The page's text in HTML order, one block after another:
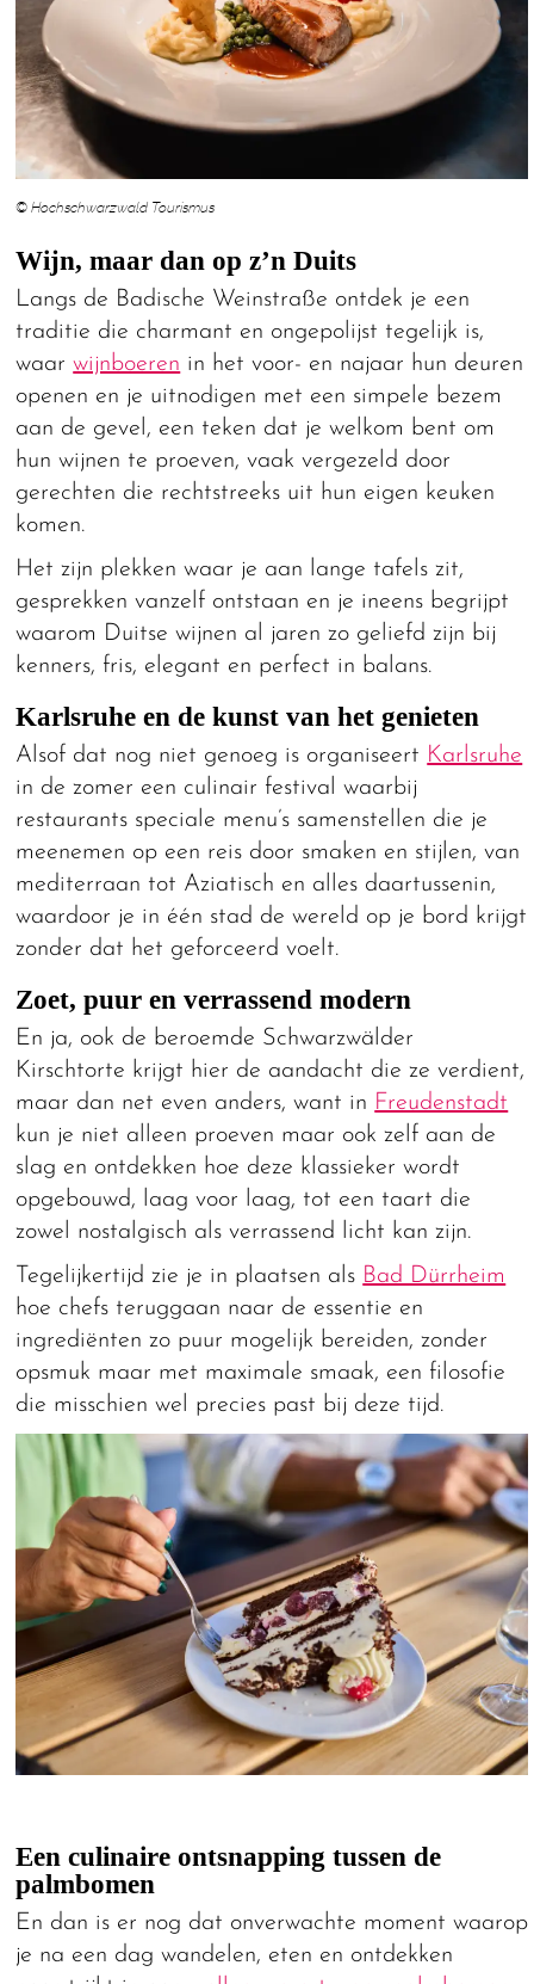
© Hochschwarzwald Tourismus
Wijn, maar dan op z’n Duits
Langs de Badische Weinstraße ontdek je een
traditie die charmant en ongepolijst tegelijk is,
waarwijnboeren in het voor- en najaar hun deuren
openen en je uitnodigen met een simpele bezem
aan de gevel, een teken dat je welkom bent om
hun wijnen te proeven, vaak vergezeld door
gerechten die rechtstreeks uit hun eigen keuken
komen.
Het zijn plekken waar je aan lange tafels zit,
gesprekken vanzelf ontstaan en je ineens begrijpt
waarom Duitse wijnen al jaren zo geliefd zijn bij
kenners, fris, elegant en perfect in balans.
Karlsruhe en de kunst van het genieten
Alsof dat nog niet genoeg is organiseert Karlsruhe
in de zomer een culinair festival waarbij
restaurants speciale menu’s samenstellen die je
meenemen op een reis door smaken en stijlen, van
mediterraan tot Aziatisch en alles daartussenin,
waardoor je in één stad de wereld op je bord krijgt
zonder dat het geforceerd voelt.
Zoet, puur en verrassend modern
En ja, ook de beroemde Schwarzwälder
Kirschtorte krijgt hier de aandacht die ze verdient,
maar dan net even anders, want in Freudenstadt
kun je niet alleen proeven maar ook zelf aan de
slag en ontdekken hoe deze klassieker wordt
opgebouwd, laag voor laag, tot een taart die
zowel nostalgisch als verrassend licht kan zijn.
Tegelijkertijd zie je in plaatsen als Bad Dürrheim
hoe chefs teruggaan naar de essentie en
ingrediënten zo puur mogelijk bereiden, zonder
opsmuk maar met maximale smaak, een filosofie
die misschien wel precies past bij deze tijd.
Een culinaire ontsnapping tussen de
palmbomen
En dan is er nog dat onverwachte moment waarop
je na een dag wandelen, eten en ontdekken